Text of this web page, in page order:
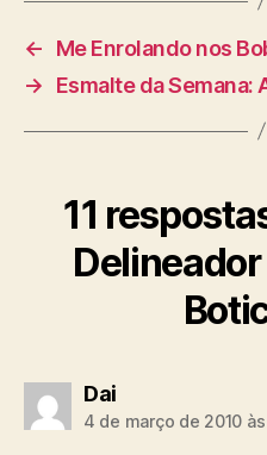
←
Me Enrolando nos
→
Esmalte da Semana:
11
Delineador
Daidiz:
4 de março de 2010 às